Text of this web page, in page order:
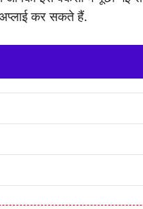
कर सकते हैं.